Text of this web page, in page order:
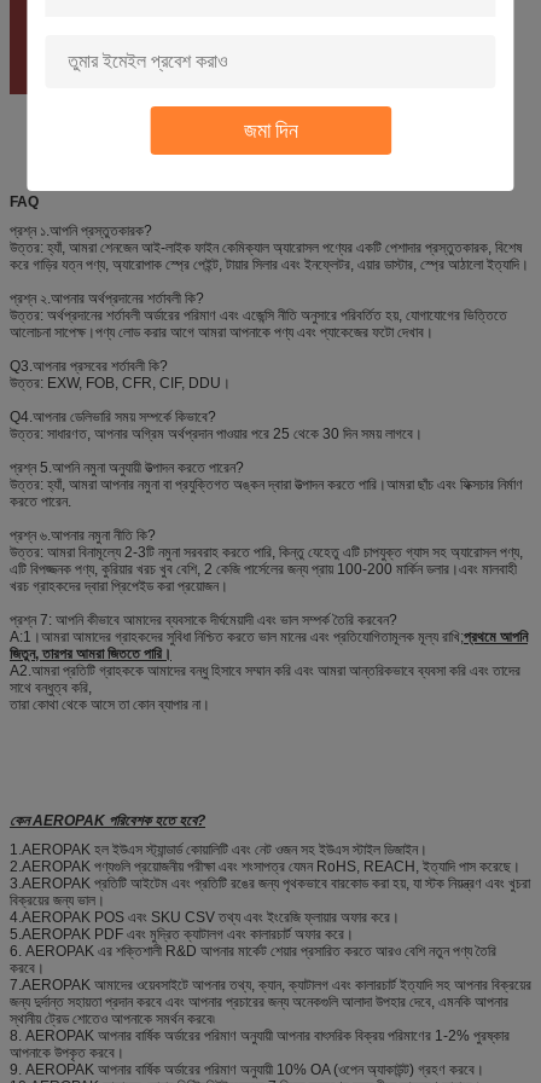
জমা দিন
FAQ
প্রশ্ন ১.আপনি প্রস্তুতকারক?
উত্তর: হ্যাঁ, আমরা শেনজেন আই-লাইক ফাইন কেমিক্যাল অ্যারোসল পণ্যের একটি পেশাদার প্রস্তুতকারক, বিশেষ
করে গাড়ির যত্ন পণ্য, অ্যারোপাক স্প্রে পেইন্ট, টায়ার সিলার এবং ইনফ্লেটর, এয়ার ডাস্টার, স্প্রে আঠালো ইত্যাদি।
প্রশ্ন ২.আপনার অর্থপ্রদানের শর্তাবলী কি?
উত্তর: অর্থপ্রদানের শর্তাবলী অর্ডারের পরিমাণ এবং এজেন্সি নীতি অনুসারে পরিবর্তিত হয়, যোগাযোগের ভিত্তিতে
আলোচনা সাপেক্ষ।পণ্য লোড করার আগে আমরা আপনাকে পণ্য এবং প্যাকেজের ফটো দেখাব।
Q3.আপনার প্রসবের শর্তাবলী কি?
উত্তর: EXW, FOB, CFR, CIF, DDU।
Q4.আপনার ডেলিভারি সময় সম্পর্কে কিভাবে?
উত্তর: সাধারণত, আপনার অগ্রিম অর্থপ্রদান পাওয়ার পরে 25 থেকে 30 দিন সময় লাগবে।
প্রশ্ন 5.আপনি নমুনা অনুযায়ী উত্পাদন করতে পারেন?
উত্তর: হ্যাঁ, আমরা আপনার নমুনা বা প্রযুক্তিগত অঙ্কন দ্বারা উত্পাদন করতে পারি।আমরা ছাঁচ এবং ফিক্সচার নির্মাণ
করতে পারেন.
প্রশ্ন ৬.আপনার নমুনা নীতি কি?
উত্তর: আমরা বিনামূল্যে 2-3টি নমুনা সরবরাহ করতে পারি, কিন্তু যেহেতু এটি চাপযুক্ত গ্যাস সহ অ্যারোসল পণ্য,
এটি বিপজ্জনক পণ্য, কুরিয়ার খরচ খুব বেশি, 2 কেজি পার্সেলের জন্য প্রায় 100-200 মার্কিন ডলার।এবং মালবাহী
খরচ গ্রাহকদের দ্বারা প্রিপেইড করা প্রয়োজন।
প্রশ্ন 7: আপনি কীভাবে আমাদের ব্যবসাকে দীর্ঘমেয়াদী এবং ভাল সম্পর্ক তৈরি করবেন?
A:1।আমরা আমাদের গ্রাহকদের সুবিধা নিশ্চিত করতে ভাল মানের এবং প্রতিযোগিতামূলক মূল্য রাখি;প্রথমে আপনি
জিতুন, তারপর আমরা জিততে পারি।
A2.আমরা প্রতিটি গ্রাহককে আমাদের বন্ধু হিসাবে সম্মান করি এবং আমরা আন্তরিকভাবে ব্যবসা করি এবং তাদের
সাথে বন্ধুত্ব করি,
তারা কোথা থেকে আসে তা কোন ব্যাপার না।
কেন AEROPAK পরিবেশক হতে হবে?
1.AEROPAK হল ইউএস স্ট্যান্ডার্ড কোয়ালিটি এবং নেট ওজন সহ ইউএস স্টাইল ডিজাইন।
2.AEROPAK পণ্যগুলি প্রয়োজনীয় পরীক্ষা এবং শংসাপত্র যেমন RoHS, REACH, ইত্যাদি পাস করেছে।
3.AEROPAK প্রতিটি আইটেম এবং প্রতিটি রঙের জন্য পৃথকভাবে বারকোড করা হয়, যা স্টক নিয়ন্ত্রণ এবং খুচরা
বিক্রয়ের জন্য ভাল।
4.AEROPAK POS এবং SKU CSV তথ্য এবং ইংরেজি ফ্লায়ার অফার করে।
5.AEROPAK PDF এবং মুদ্রিত ক্যাটালগ এবং কালারচার্ট অফার করে।
6. AEROPAK এর শক্তিশালী R&D আপনার মার্কেট শেয়ার প্রসারিত করতে আরও বেশি নতুন পণ্য তৈরি
করবে।
7.AEROPAK আমাদের ওয়েবসাইটে আপনার তথ্য, ক্যান, ক্যাটালগ এবং কালারচার্ট ইত্যাদি সহ আপনার বিক্রয়ের
জন্য দুর্দান্ত সহায়তা প্রদান করবে এবং আপনার প্রচারের জন্য অনেকগুলি আলাদা উপহার দেবে, এমনকি আপনার
স্থানীয় ট্রেড শোতেও আপনাকে সমর্থন করবে৷
8. AEROPAK আপনার বার্ষিক অর্ডারের পরিমাণ অনুযায়ী আপনার বাৎসরিক বিক্রয় পরিমাণের 1-2% পুরষ্কার
আপনাকে উপকৃত করবে।
9. AEROPAK আপনার বার্ষিক অর্ডারের পরিমাণ অনুযায়ী 10% OA (ওপেন অ্যাকাউন্ট) গ্রহণ করবে।